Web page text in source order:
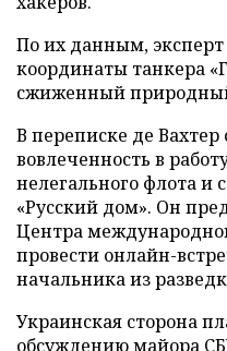
По их данным,
координаты танкера
сжиженный
В переписке де
вовлеченность в
нелегального флота и
«Русский дом». Он
Центра
провести онлайн-
начальника из
Украинская сторона
обсуждению майора